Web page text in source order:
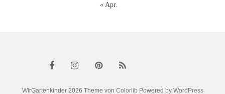
« Apr.
WirGartenkinder 2026 Theme von Colorlib Powered by WordPress